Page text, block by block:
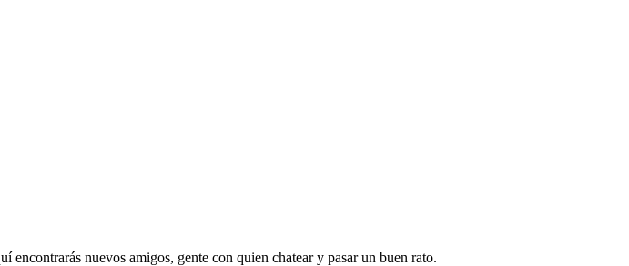
nuevos amigos, gente con quien chatear y pasar un buen rato.